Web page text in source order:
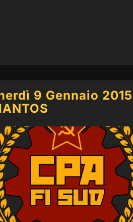
9 Gennaio 2015